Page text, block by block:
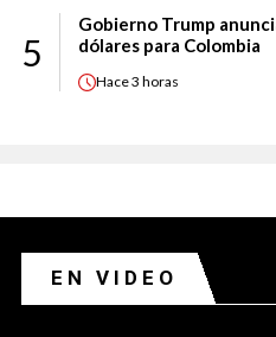
5
Gobierno Trump
dólares para Colombia
Hace3 horas
EN VIDEO